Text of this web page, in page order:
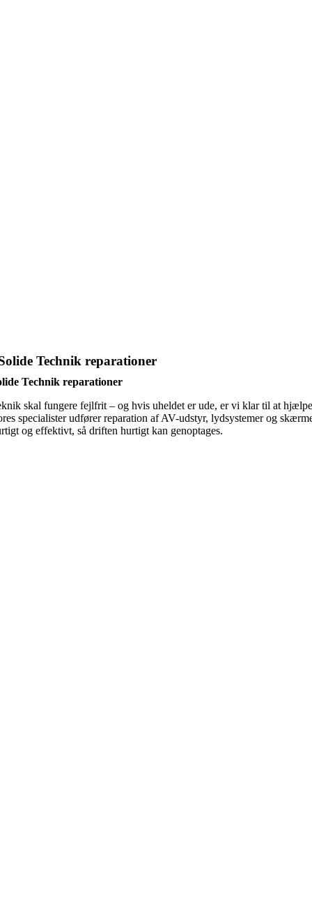
Technik reparationer
Technik reparationer
skal fungere fejlfrit – og hvis uheldet er ude, er vi klar til at
specialister udfører reparation af AV-udstyr, lydsystemer og
og effektivt, så driften hurtigt kan genoptages.